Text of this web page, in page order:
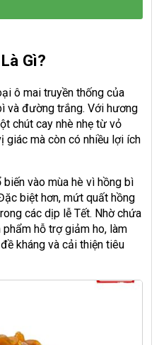
Gì?
ô mai truyền thống của
và đường trắng. Với hương
chút cay nhè nhẹ từ vỏ
giác mà còn có nhiều lợi ích
vào mùa hè vì hồng bì
biệt hơn, mứt quất hồng
các dịp lễ Tết. Nhờ chứa
hỗ trợ giảm ho, làm
kháng và cải thiện tiêu